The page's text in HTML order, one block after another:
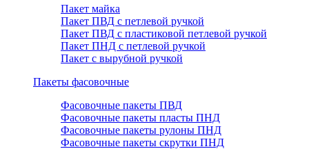
Пакет майка
Пакет ПВД с петлевой ручкой
Пакет ПВД с пластиковой петлевой ручкой
Пакет ПНД с петлевой ручкой
Пакет с вырубной ручкой
Пакеты фасовочные
Фасовочные пакеты ПВД
Фасовочные пакеты пласты ПНД
Фасовочные пакеты рулоны ПНД
Фасовочные пакеты скрутки ПНД